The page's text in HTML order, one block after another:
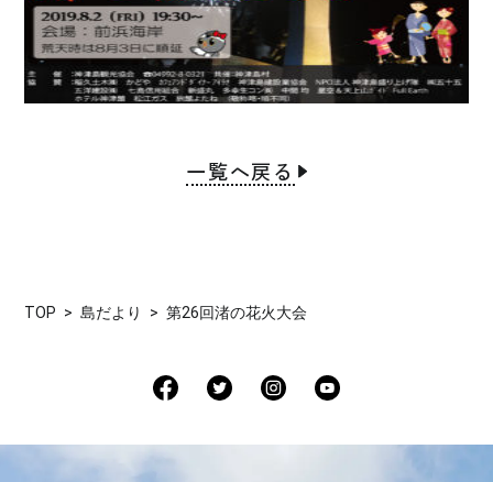
一覧へ戻る
TOP 島だより 第26回渚の花火大会